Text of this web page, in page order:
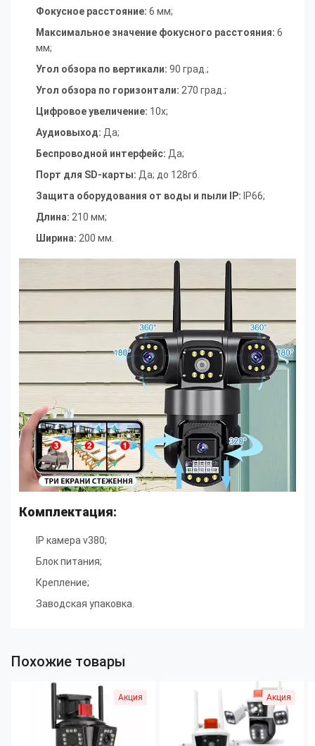
Фокусное расстояние: 6 мм;
Максимальное значение фокусного расстояния: 6
мм;
Угол обзора по вертикали: 90 град.;
Угол обзора по горизонтали: 270 град.;
Цифровое увеличение: 10x;
Аудиовыход: Да;
Беспроводной интерфейс: Да;
Порт для SD-карты: Да; до 128гб.
Защита оборудования от воды и пыли IP: IP66;
Длина: 210 мм;
Ширина: 200 мм.
Комплектация:
IP камера v380;
Блок питания;
Крепление;
Заводская упаковка.
Похожие товары
Акция Акция